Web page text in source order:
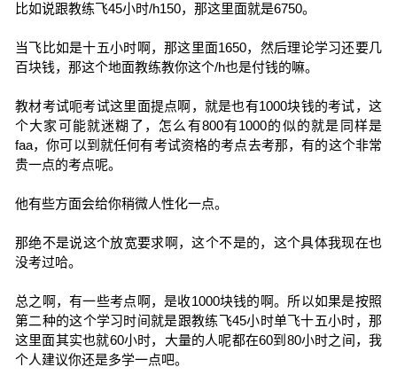
比如说跟教练飞45小时/h150，那这里面就是6750。
当飞比如是十五小时啊，那这里面1650，然后理论学习还要几
百块钱，那这个地面教练教你这个/h也是付钱的嘛。
教材考试呃考试这里面提点啊，就是也有1000块钱的考试，这
个大家可能就迷糊了，怎么有800有1000的似的就是同样是
faa，你可以到就任何有考试资格的考点去考那，有的这个非常
贵一点的考点呢。
他有些方面会给你稍微人性化一点。
那绝不是说这个放宽要求啊，这个不是的，这个具体我现在也
没考过哈。
总之啊，有一些考点啊，是收1000块钱的啊。所以如果是按照
第二种的这个学习时间就是跟教练飞45小时单飞十五小时，那
这里面其实也就60小时，大量的人呢都在60到80小时之间，我
个人建议你还是多学一点吧。